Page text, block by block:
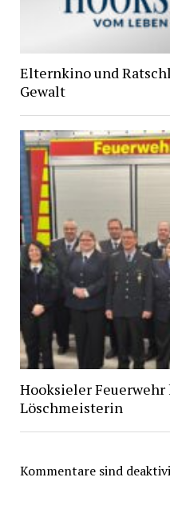
Elternkino und
Gewalt
Hooksieler
Löschmeisterin
Kommentare sind